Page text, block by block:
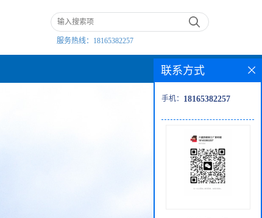
服务热线： 18165382257
联系方式
手机： 18165382257